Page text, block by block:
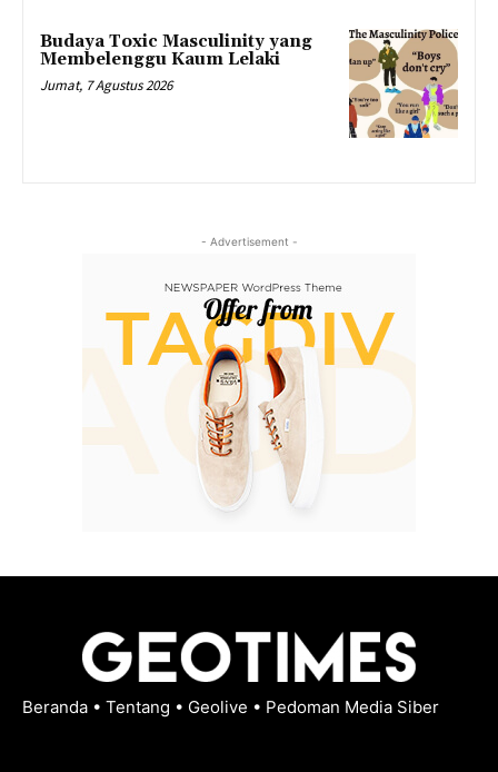
Budaya Toxic Masculinity yang
Membelenggu Kaum Lelaki
Jumat, 7 Agustus 2026
- Advertisement -
Beranda • Tentang • Geolive • Pedoman Media Siber